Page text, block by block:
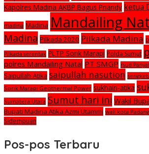
Kapolres Madina AKBP Bagus Priandy ketua
madina Madina Mandailing
Madina Pilkada 2020 Pilkada Madina
Pilkada serentak PLTP Sorik Marapi Polda Sumut
polres Mandailing Natal PT SMGP rsud
Saipullah-Atika saipullah nasution
Sorik Marapi Geothermal Power sukhairi-atika
Sumatera Utara Sumut hari ini Wakil
Bupati Madina Atika Azmi Utammi wali kota
Sidempuan
Pos-pos Terbaru